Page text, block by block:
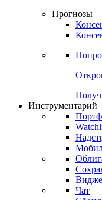
Прогнозы
Инструментарий
Чат